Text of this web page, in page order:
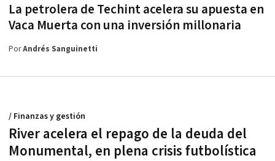
La petrolera de Techint acelera su apuesta en
Vaca Muerta con una inversión millonaria
PorAndrés Sanguinetti
River acelera el repago de la deuda del
Monumental, en plena crisis futbolística
/ Finanzas y gestión